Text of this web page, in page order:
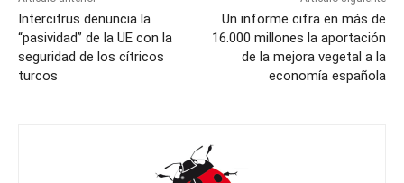
Intercitrus denuncia la
“pasividad” de la UE con la
seguridad de los cítricos
turcos
Un informe cifra en más de
16.000 millones la aportación
de la mejora vegetal a la
economía española